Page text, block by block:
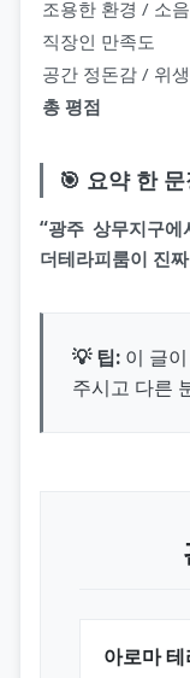
조용한 환경 / 소
직장인 만족도
공간 정돈감 / 위생
총 평점
🎯 요약 한
“광주 상무지구
더테라피룸이 진
💡 팁: 이 글
주시고 다른
아로마